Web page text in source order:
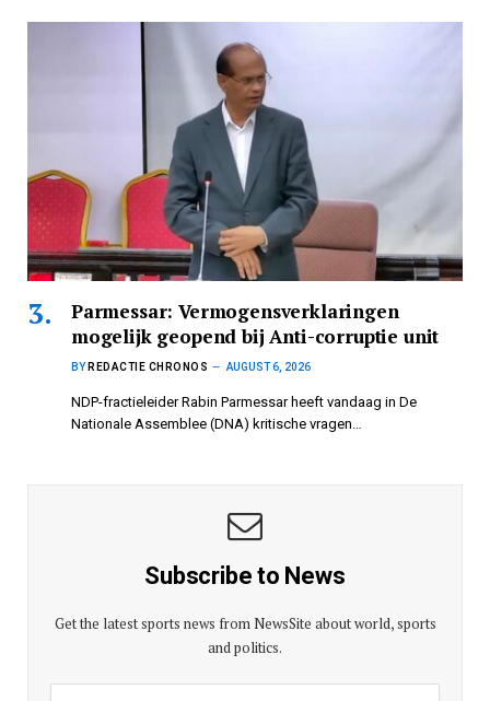
Parmessar: Vermogensverklaringen
mogelijk geopend bij Anti-corruptie unit
BY REDACTIE CHRONOS AUGUST 6, 2026
NDP-fractieleider Rabin Parmessar heeft vandaag in De
Nationale Assemblee (DNA) kritische vragen…
Subscribe to News
Get the latest sports news from NewsSite about world, sports
and politics.